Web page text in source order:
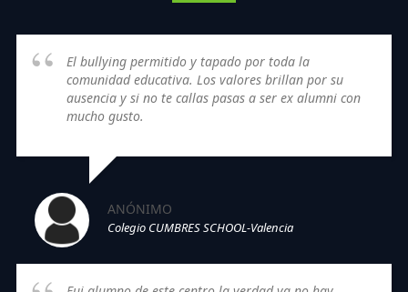
El bullying permitido y tapado por toda la
comunidad educativa. Los valores brillan por su
ausencia y si no te callas pasas a ser ex alumni con
mucho gusto.
ANÓNIMO
Colegio CUMBRES SCHOOL-Valencia